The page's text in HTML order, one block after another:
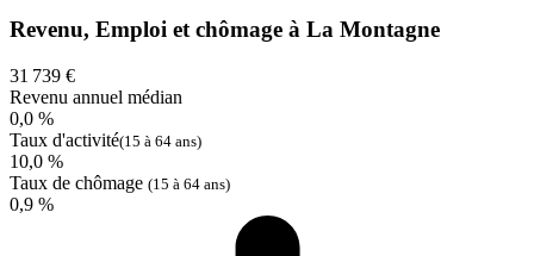
Revenu, Emploi et chômage à La Montagne
31 739 €
Revenu annuel médian
0,0 %
Taux d'activité(15 à 64 ans)
10,0 %
Taux de chômage (15 à 64 ans)
0,9 %